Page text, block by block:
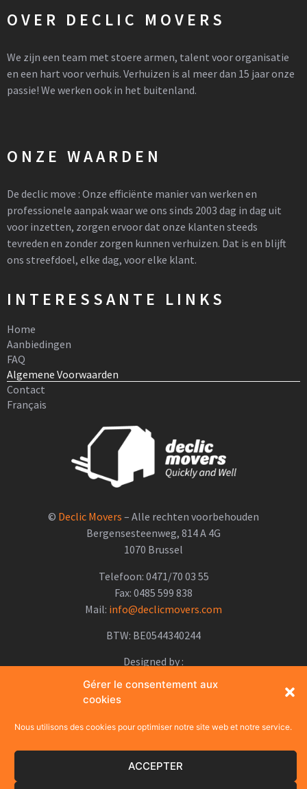
Gérer le consentement aux
cookies
Nous utilisons des cookies pour optimiser notre site web et notre service.
ACCEPTER
OVER DECLIC MOVERS
We zijn een team met stoere armen, talent voor organisatie
en een hart voor verhuis. Verhuizen is al meer dan 15 jaar onze
passie! We werken ook in het buitenland.
ONZE WAARDEN
De declic move : Onze efficiënte manier van werken en
professionele aanpak waar we ons sinds 2003 dag in dag uit
voor inzetten, zorgen ervoor dat onze klanten steeds
tevreden en zonder zorgen kunnen verhuizen. Dat is en blijft
ons streefdoel, elke dag, voor elke klant.
INTERESSANTE LINKS
Home
Aanbiedingen
FAQ
Algemene Voorwaarden
Contact
Français
© Declic Movers – Alle rechten voorbehouden
Bergensesteenweg, 814 A 4G
1070 Brussel
Telefoon: 0471/70 03 55
Fax: 0485 599 838
Mail: info@declicmovers.com
BTW: BE0544340244
Designed by :
SITEMAP